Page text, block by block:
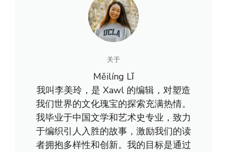
关于
Měilíng Lǐ
我叫李美玲，是 Xawl 的编辑，对塑造
我们世界的文化瑰宝的探索充满热情。
我毕业于中国文学和艺术史专业，致力
于编织引人入胜的故事，激励我们的读
者拥抱多样性和创新。我的目标是通过